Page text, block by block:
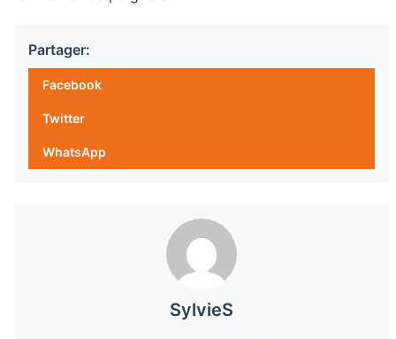
Partager:
Facebook
Twitter
WhatsApp
SylvieS